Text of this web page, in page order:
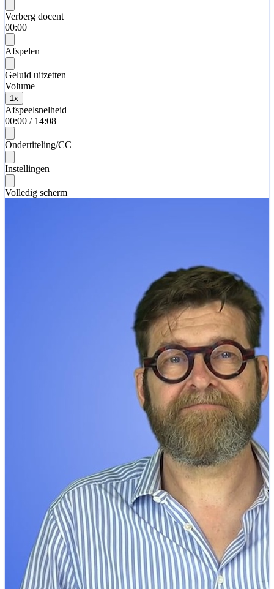
Verberg docent
00:00
Afspelen
Geluid uitzetten
Volume
1 x
Afspeelsnelheid
00:00 / 14:08
Ondertiteling/CC
Instellingen
Volledig scherm